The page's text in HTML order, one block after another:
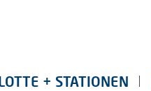
+ STATIONEN